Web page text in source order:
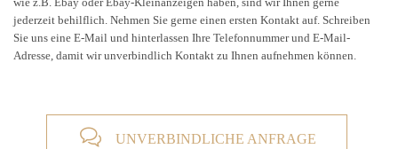
jederzeit behilflich. Nehmen Sie gerne einen ersten Kontakt auf. Schreiben
Sie uns eine E-Mail und hinterlassen Ihre Telefonnummer und E-Mail-
Adresse, damit wir unverbindlich Kontakt zu Ihnen aufnehmen können.
 UNVERBINDLICHE ANFRAGE